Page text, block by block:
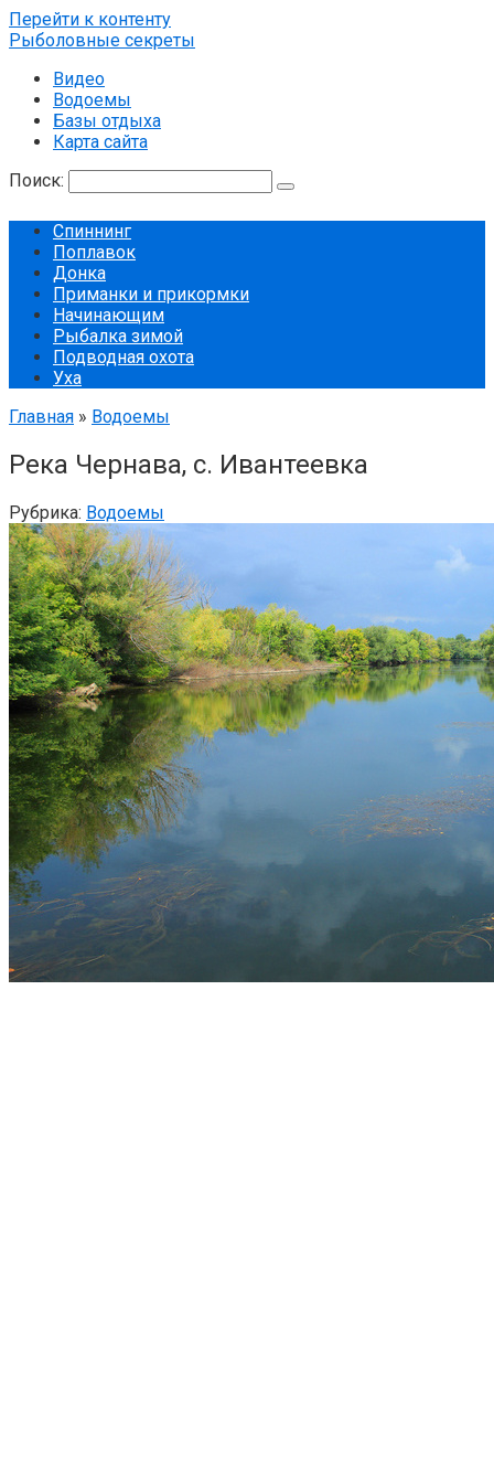
Перейти к контенту
Рыболовные секреты
Видео
Водоемы
Базы отдыха
Карта сайта
Поиск:
Спиннинг
Поплавок
Донка
Приманки и прикормки
Начинающим
Рыбалка зимой
Подводная охота
Уха
Главная » Водоемы
Река Чернава, с. Ивантеевка
Рубрика: Водоемы